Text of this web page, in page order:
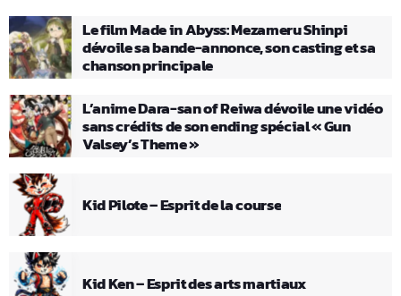
Le film Made in Abyss: Mezameru Shinpi
dévoile sa bande-annonce, son casting et sa
chanson principale
L’anime Dara-san of Reiwa dévoile une vidéo
sans crédits de son ending spécial « Gun
Valsey’s Theme »
Kid Pilote – Esprit de la course
Kid Ken – Esprit des arts martiaux